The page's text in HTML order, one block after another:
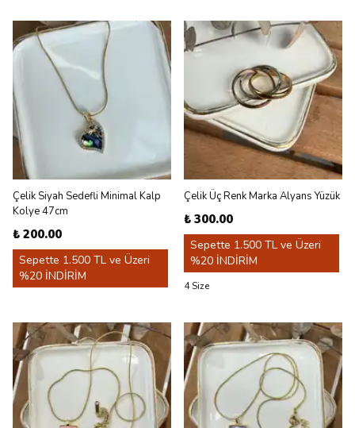
Çelik Siyah Sedefli Minimal Kalp
Kolye 47cm
₺ 200.00
Sepette 1.500 TL ve Üzeri
%20 İNDİRİM
Çelik Üç Renk Marka Alyans Yüzük
₺ 300.00
Sepette 1.500 TL ve Üzeri
%20 İNDİRİM
4 Size